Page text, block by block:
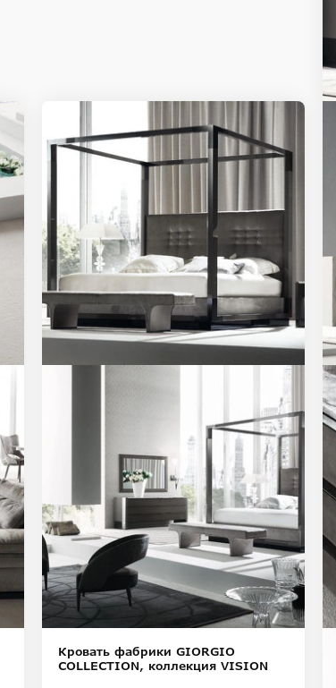
Кровать фабрики GIORGIO
COLLECTION, коллекция VISION